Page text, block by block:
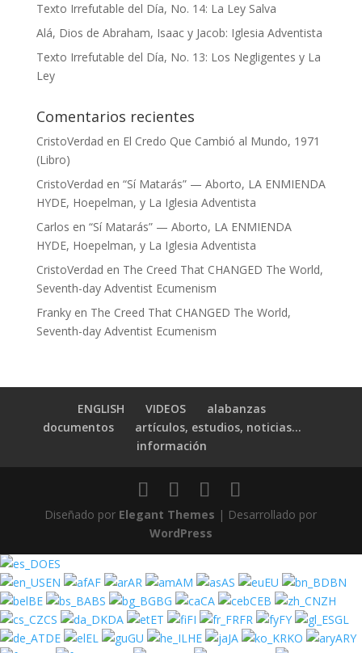
Texto Irrefutable del Día, No. 14: La Ley Salva
Alá, Dios de Abraham, Isaac y Jacob: Iglesia Adventista
Texto Irrefutable del Día, No. 13: Los Negligentes y La
Ley
Comentarios recientes
CristoVerdad en El Credo Que Cambió al Mundo, 1971
(Libro)
CristoVerdad en “Sí Matarás” — Aborto, LA ENMIENDA
HYDE, Hoepelman, y La Iglesia Adventista
Carlos en “Sí Matarás” — Aborto, LA ENMIENDA
HYDE, Hoepelman, y La Iglesia Adventista
CristoVerdad en The Creed That CHANGED The World,
Seventh-day Adventist Ecumenism
Frankyen The Creed That CHANGED The World,
Seventh-day Adventist Ecumenism
ENGLISH VIDEOS
alabanzas
documentos
artículos, estudios, noticias…
información
Diseñado por Elegant Themes | Desarrollado por
WordPress
ES
EN
AF AR AM AS EU
BN
BE
BS BG CA CEB
ZH
CS
DA ET FI FR FY
GL
DE
EL GU HE JA KO
ARY